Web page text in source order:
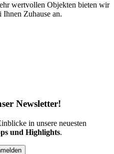
wertvollen Objekten bieten wir
Ihnen Zuhause an.
Newsletter!
in unsere neuesten
und Highlights.